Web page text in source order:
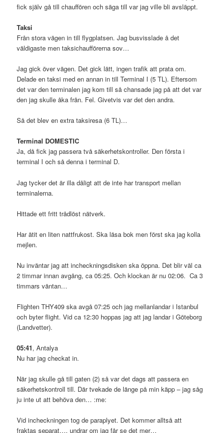
fick själv gå till chauffören och säga till var jag ville bli avsläppt.
Taksi
Från stora vägen in till flygplatsen. Jag busvisslade å det
väldigaste men taksichaufförerna sov…
Jag gick över vägen. Det gick lätt, ingen trafik att prata om.
Delade en taksi med en annan in till Terminal I (5 TL). Eftersom
det var den terminalen jag kom till så chansade jag på att det var
den jag skulle åka från. Fel. Givetvis var det den andra.
Så det blev en extra taksiresa (6 TL)…
Terminal DOMESTIC
Ja, då fick jag passera två säkerhetskontroller. Den första i
terminal I och så denna i terminal D.
Jag tycker det är illa dåligt att de inte har transport mellan
terminalerna.
Hittade ett fritt trådlöst nätverk.
Har ätit en liten nattfrukost. Ska läsa bok men först ska jag kolla
mejlen.
Nu inväntar jag att incheckningsdisken ska öppna. Det blir väl ca
2 timmar innan avgång, ca 05:25. Och klockan är nu 02:06. Ca 3
timmars väntan…
Flighten THY409 ska avgå 07:25 och jag mellanlandar i Istanbul
och byter flight. Vid ca 12:30 hoppas jag att jag landar i Göteborg
(Landvetter).
05:41, Antalya
Nu har jag checkat in.
När jag skulle gå till gaten (2) så var det dags att passera en
säkerhetskontroll till. Där tvekade de länge på min käpp – jag såg
ju inte ut att behöva den… :me:
Vid incheckningen tog de paraplyet. Det kommer alltså att
fraktas separat…, undrar om jag får se det mer…